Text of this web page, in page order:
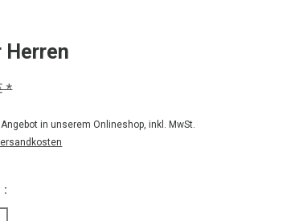
Herren
*
in unserem Onlineshop, inkl. MwSt.
: